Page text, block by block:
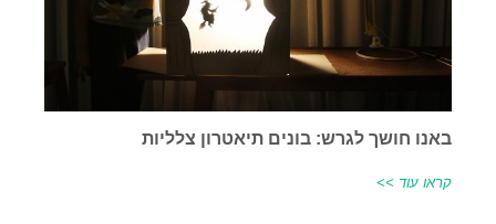
באנו חושך לגרש: בונים תיאטרון צלליות
קראו עוד >>